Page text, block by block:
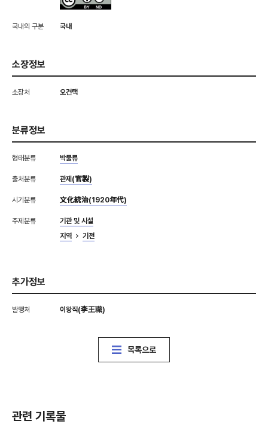
국내외 구분 국내
소장정보
소장처 오건택
분류정보
형태분류 박물류
출처분류 관제(官製)
시기분류 文化統治(1920年代)
주제분류
기관 및 시설
지역
기전
추가정보
발행처 이왕직(李王職)
목록으로
관련 기록물